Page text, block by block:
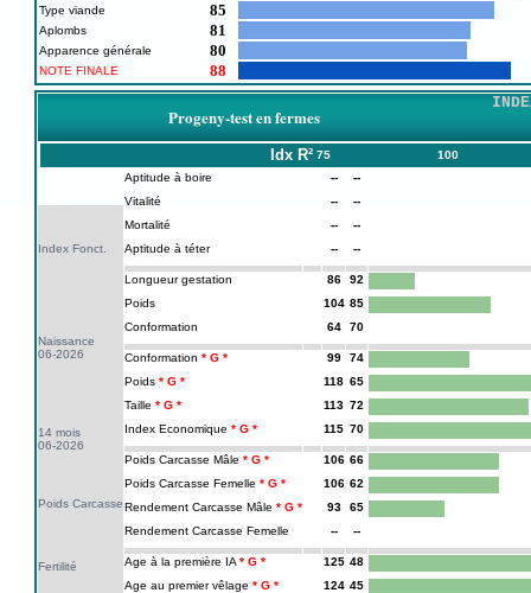
Type viande 85
Aplombs 81
Apparence générale 80
NOTE FINALE 88
Progeny-test en fermes
Idx R² 75 100
Index Fonct.
Naissance
06-2026
14 mois
06-2026
Poids Carcasse
Fertilité
Aptitude à boire --
--
Vitalité
--
--
Mortalité
--
--
Aptitude à téter
-- --
Longueur gestation 86
92
Poids
104 85
Conformation
64 70
Conformation 99
74
Poids
118 65
Taille
113 72
Index Economique
115 70
Poids Carcasse Mâle 106 66
Poids Carcasse Femelle
106 62
Rendement Carcasse Mâle
93
65
Rendement Carcasse Femelle
-- --
Age à la première IA 125 48
Age au premier vêlage
124 45